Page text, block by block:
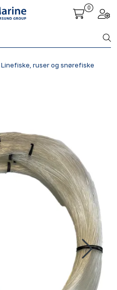
0
Linefiske, ruser og snørefiske